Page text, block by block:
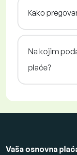
Kako
Na kojim
plaće?
Vaša osnovna